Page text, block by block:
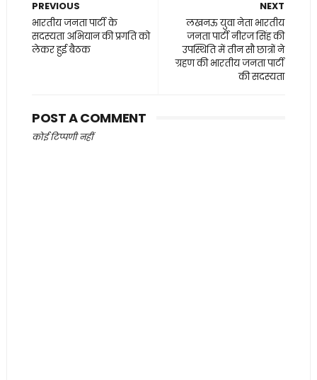
NEXT
लखनऊ युवा नेता भारतीय
जनता पार्टी नीरज सिंह की
उपस्थिति में तीन सौ छात्रों ने
ग्रहण की भारतीय जनता पार्टी
की सदस्यता
PREVIOUS
भारतीय जनता पार्टी के
सदस्यता अभियान की प्रगति को
लेकर हुई बैठक
POST A COMMENT
कोई टिप्पणी नहीं